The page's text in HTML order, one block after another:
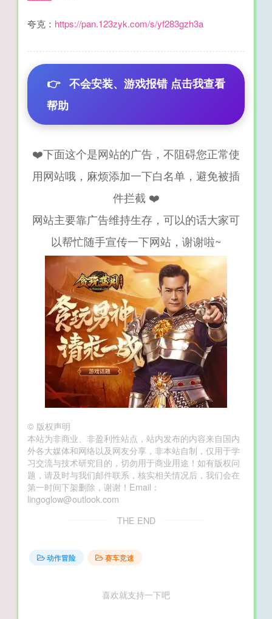
夸克： https://pan.123zyk.com/s/yf283gzh3a
👉 不会安装、游戏报错 点击我查看
帮助
❤️下面这个是网站的广告，不阻碍您正常使
用网站哦，麻烦添加一下白名单，避免被插
件拦截 ❤️
网站主要靠广告维持生存，可以的话大家可
以帮忙随手宣传一下网站，谢谢啦~
© 版权声明
本站为非商业、非盈利性站点，站内发布的内容来自国内
外各大媒体和网络以及网友分享，非本站自制，仅用于学
习交流与技术研究目的，切勿用于商业用途！如有版权问
题，请及时与我们邮件联系，核实相关情况后，我们会在
第一时间下架删除，谢谢！Email：
lingoglow@outlook.com
THE END
动作冒险 赛车竞速
喜欢就支持一下吧